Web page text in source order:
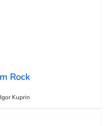
Rock
Kuprin